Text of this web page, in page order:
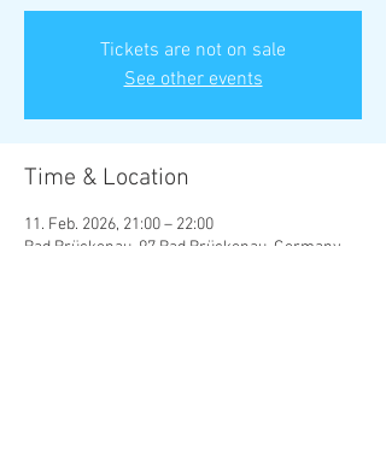
Tickets are not on sale
See other events
Time & Location
11. Feb. 2026, 21:00 – 22:00
Bad Brückenau, 97 Bad Brückenau, Germany